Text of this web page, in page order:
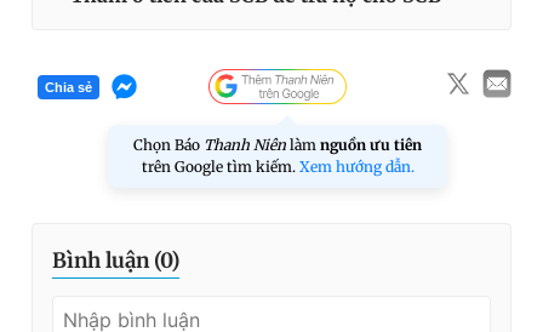
Chia sẻ
Chọn Báo Thanh Niên làm nguồn ưu tiên
trên Google tìm kiếm. Xem hướng dẫn.
Bình luận (0)